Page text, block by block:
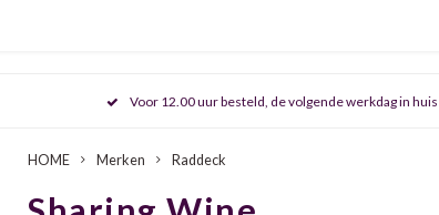
Voor 12.00 uur besteld, de volgende werkdag in huis
HOME Merken Raddeck